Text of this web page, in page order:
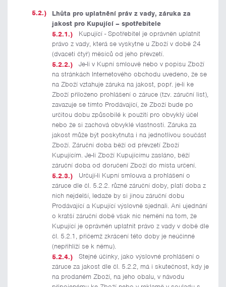
Lhůta pro uplatnění práv z vady, záruka za
jakost pro Kupující – spotřebitele
Kupující - Spotřebitel je oprávněn uplatnit
právo z vady, která se vyskytne u Zboží v době 24
(dvaceti čtyř) měsíců od jeho převzetí.
Je-li v Kupní smlouvě nebo v popisu Zboží
na stránkách Internetového obchodu uvedeno, že se
na Zboží vztahuje záruka na jakost, popř. je-li ke
Zboží přiloženo prohlášení o záruce (tzv. záruční list),
zavazuje se tímto Prodávající, že Zboží bude po
určitou dobu způsobilé k použití pro obvyklý účel
nebo že si zachová obvyklé vlastnosti. Záruka za
jakost může být poskytnuta i na jednotlivou součást
Zboží. Záruční doba běží od převzetí Zboží
Kupujícím. Je-li Zboží Kupujícímu zasláno, běží
záruční doba od doručení Zboží do místa určení.
Určují-li Kupní smlouva a prohlášení o
záruce dle čl. 5.2.2. různé záruční doby, platí doba z
nich nejdelší, ledaže by si jinou záruční dobu
Prodávající a Kupující výslovně sjednali. Ani ujednání
o kratší záruční době však nic nemění na tom, že
Kupující je oprávněn uplatnit právo z vady v době dle
čl. 5.2.1, přičemž zkrácení této doby je neúčinné
(nepřihlíží se k němu).
Stejné účinky, jako výslovné prohlášení o
záruce za jakost dle čl. 5.2.2, má i skutečnost, kdy je
na prodaném Zboží, na jeho obalu, v návodu